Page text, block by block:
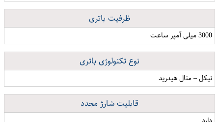
ظرفیت باتری
3000 میلی آمپر ساعت
نوع تکنولوژی باتری
نیکل – متال هیدرید
قابلیت شارژ مجدد